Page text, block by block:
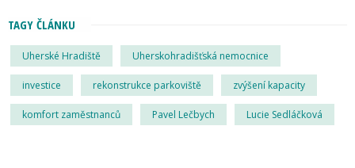
TAGY ČLÁNKU
Uherské Hradiště Uherskohradišťská nemocnice
investice rekonstrukce parkoviště zvýšení kapacity
komfort zaměstnanců Pavel Lečbych Lucie Sedláčková